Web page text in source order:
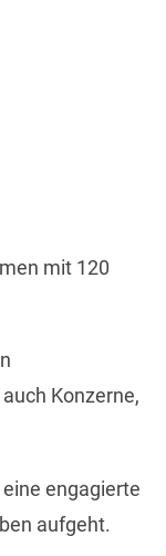
mit 120
Konzerne,
engagierte
aufgeht.